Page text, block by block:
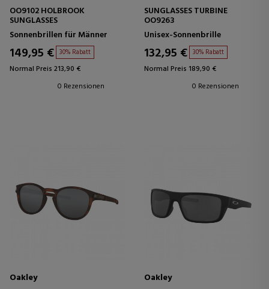
OO9102 HOLBROOK
SUNGLASSES
Sonnenbrillen für Männer
149,95 € 30% Rabatt
Normal Preis 213,90 €
0 Rezensionen
SUNGLASSES TURBINE
OO9263
Unisex-Sonnenbrille
132,95 € 30% Rabatt
Normal Preis 189,90 €
0 Rezensionen
Oakley
Oakley